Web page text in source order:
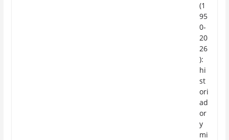
(1
95
0-
20
26
):
hi
st
ori
ad
or
y
mi